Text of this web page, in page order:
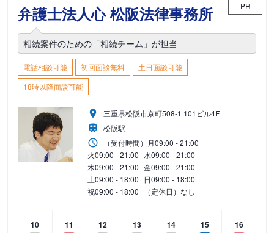
弁護士法人心 松阪法律事務所 PR
相続案件のための「相続チーム」が担当
電話相談可能 初回面談無料
土日面談可能
18時以降面談可能
三重県松阪市京町508-1 101ビル4F
松阪駅
（受付時間） 月09:00 - 21:00
火09:00 - 21:00 水09:00 - 21:00
木09:00 - 21:00 金09:00 - 21:00
土09:00 - 18:00 日09:00 - 18:00
祝09:00 - 18:00 （定休日）なし
10
11
12
13
14
15
16